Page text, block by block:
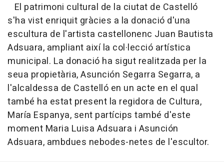
El patrimoni cultural de la ciutat de Castelló
s'ha vist enriquit gràcies a la donació d'una
escultura de l'artista castellonenc Juan Bautista
Adsuara, ampliant així la col·lecció artística
municipal. La donació ha sigut realitzada per la
seua propietària, Asunción Segarra Segarra, a
l'alcaldessa de Castelló en un acte en el qual
també ha estat present la regidora de Cultura,
María Espanya, sent partícips també d'este
moment Maria Luisa Adsuara i Asunción
Adsuara, ambdues nebodes-netes de l'escultor.